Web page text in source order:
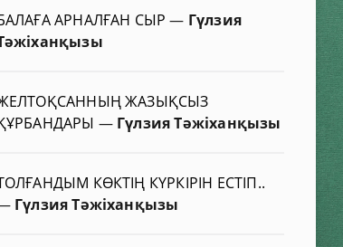
АРНАЛҒАН СЫР— Гүлзия
ЖАЗЫҚСЫЗ
— Гүлзия Тәжіханқызы
КӨКТІҢ КҮРКІРІН ЕСТІП..
Гүлзия Тәжіханқызы